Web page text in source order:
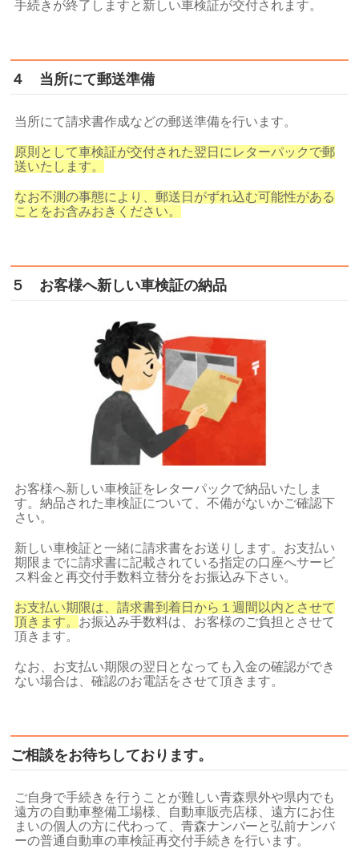
手続きが終了しますと新しい車検証が交付されます。
４ 当所にて郵送準備
当所にて請求書作成などの郵送準備を行います。
原則として車検証が交付された翌日にレターパックで郵
送いたします。
なお不測の事態により、郵送日がずれ込む可能性がある
ことをお含みおきください。
５ お客様へ新しい車検証の納品
お客様へ新しい車検証をレターパックで納品いたしま
す。納品された車検証について、不備がないかご確認下
さい。
新しい車検証と一緒に請求書をお送りします。お支払い
期限までに請求書に記載されている指定の口座へサービ
ス料金と再交付手数料立替分をお振込み下さい。
お支払い期限は、請求書到着日から１週間以内とさせて
頂きます。 お振込み手数料は、お客様のご負担とさせて
頂きます。
なお、お支払い期限の翌日となっても入金の確認ができ
ない場合は、確認のお電話をさせて頂きます。
ご相談をお待ちしております。
ご自身で手続きを行うことが難しい青森県外や県内でも
遠方の自動車整備工場様、自動車販売店様、遠方にお住
まいの個人の方に代わって、青森ナンバーと弘前ナンバ
ーの普通自動車の車検証再交付手続きを行います。